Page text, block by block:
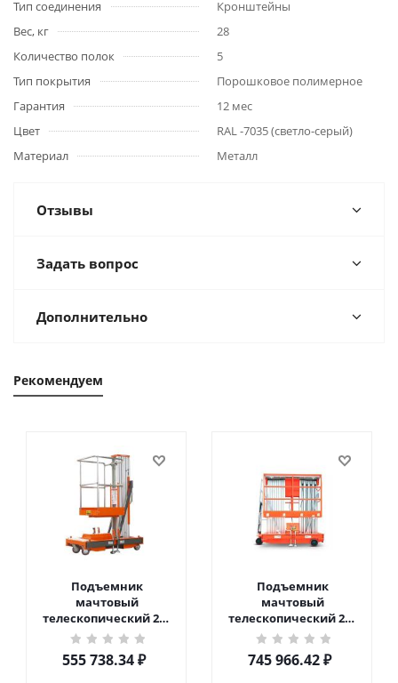
Тип соединения
Кронштейны
Вес, кг
28
Количество полок
5
Тип покрытия
Порошковое полимерное
Гарантия
12 мес
Цвет
RAL -7035 (светло-серый)
Материал
Металл
Отзывы
Задать вопрос
Дополнительно
Рекомендуем
Подъемник
мачтовый
телескопический 200
кг 6 м TOR GTWY6-200S
DC 2-мачтовый
(автономный) (G) в
555 738.34₽
Подъемник
мачтовый
телескопический 200
кг 10 м TOR GTWY10-
200S DC 2-мачтовый
(автономный) (N) в
745 966.42₽